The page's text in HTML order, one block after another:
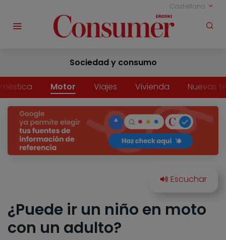
Castellano
Sociedad y consumo
Motor Viajes Vivienda Nuevas
¿Puede ir un niño en moto
con un adulto?